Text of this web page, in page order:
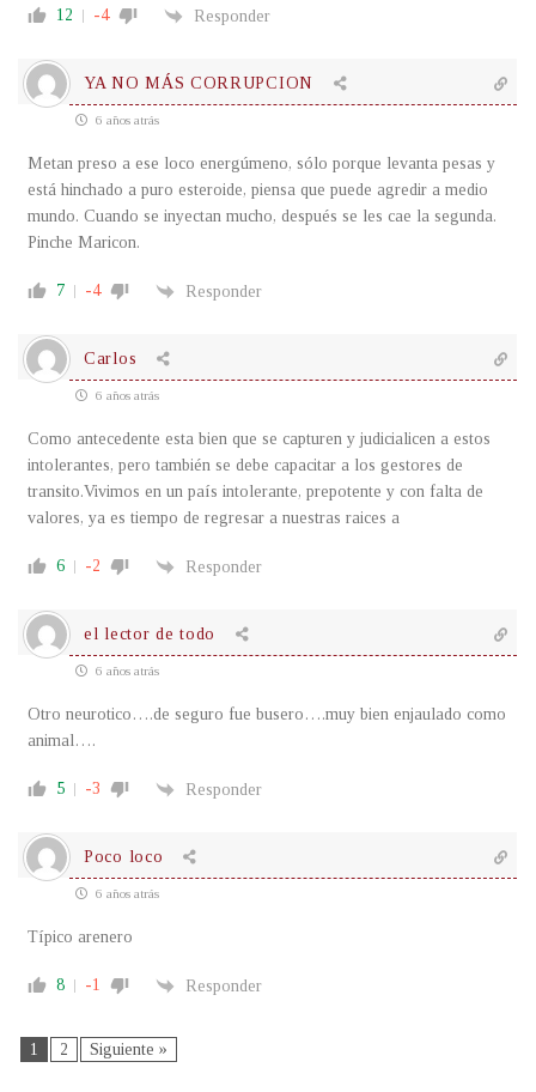
12 -4 Responder
YA NO MÁS CORRUPCION
6 años atrás
Metan preso a ese loco energúmeno, sólo porque levanta pesas y
está hinchado a puro esteroide, piensa que puede agredir a medio
mundo. Cuando se inyectan mucho, después se les cae la segunda.
Pinche Maricon.
7 -4 Responder
Carlos
6 años atrás
Como antecedente esta bien que se capturen y judicialicen a estos
intolerantes, pero también se debe capacitar a los gestores de
transito.Vivimos en un país intolerante, prepotente y con falta de
valores, ya es tiempo de regresar a nuestras raices a
6 -2 Responder
el lector de todo
6 años atrás
Otro neurotico….de seguro fue busero….muy bien enjaulado como
animal….
5 -3 Responder
Poco loco
6 años atrás
Típico arenero
8 -1 Responder
1 2 Siguiente »